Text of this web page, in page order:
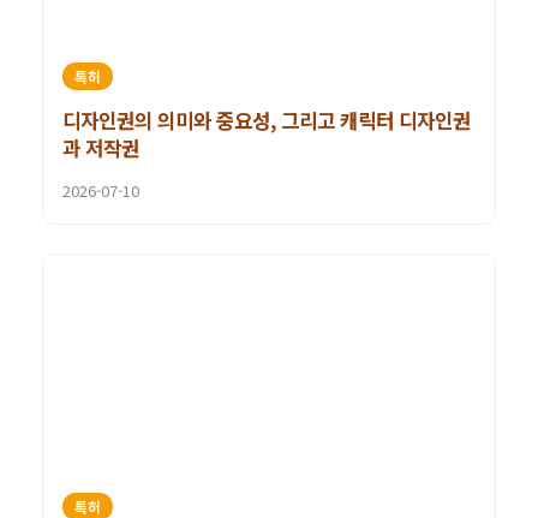
특허
디자인권의 의미와 중요성, 그리고 캐릭터 디자인권
과 저작권
2026-07-10
특허